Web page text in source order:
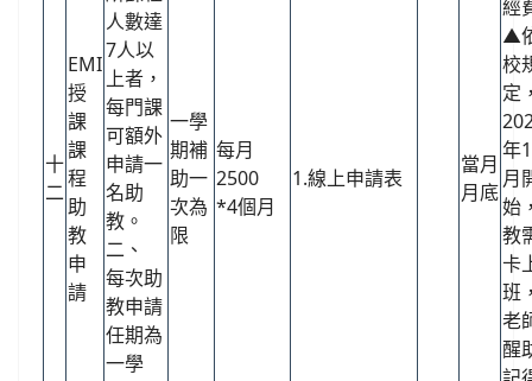
十
二
EMI
授
課
課
程
助
教
申
請
人數達
7人以
上者，
每門課
可額外
申請一
名助
教。
二、
每次助
教申請
任期為
一學
一學
期補
助一
次為
限
每月
2500
*4個月
1.線上申請表
當月
月底
經
▲
校
定
年
月
始
教
卡
班
老
醒